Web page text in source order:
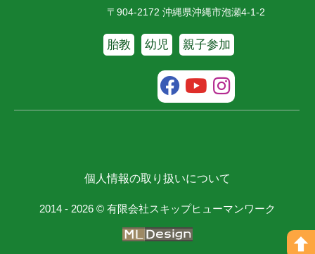
〒904-2172 沖縄県沖縄市泡瀬4-1-2
胎教 幼児 親子参加
個人情報の取り扱いについて
2014 - 2026 © 有限会社スキップヒューマンワーク